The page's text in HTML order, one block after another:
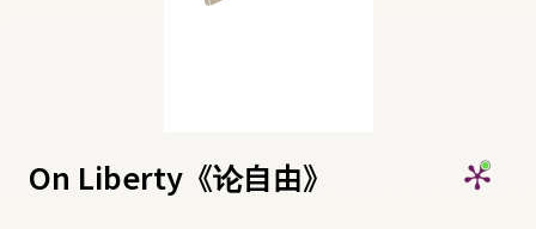
On Liberty《论自由》